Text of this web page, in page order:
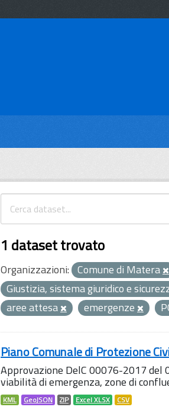
1 dataset trovato
Organizzazioni: Comune di Matera
Giustizia, sistema giuridico e
aree attesa
emergenze
Piano Comunale di Protezione
Approvazione DelC 00076-2017 del
viabilità di emergenza, zone di
KML GeoJSON ZIP Excel XLSX CSV